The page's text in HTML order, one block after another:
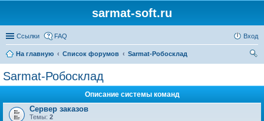
sarmat-soft.ru
Ссылки FAQ Вход
На главную Список форумов
Sarmat-Робосклад
Sarmat-Робосклад
Описание системы команд
Сервер заказов
Темы: 2